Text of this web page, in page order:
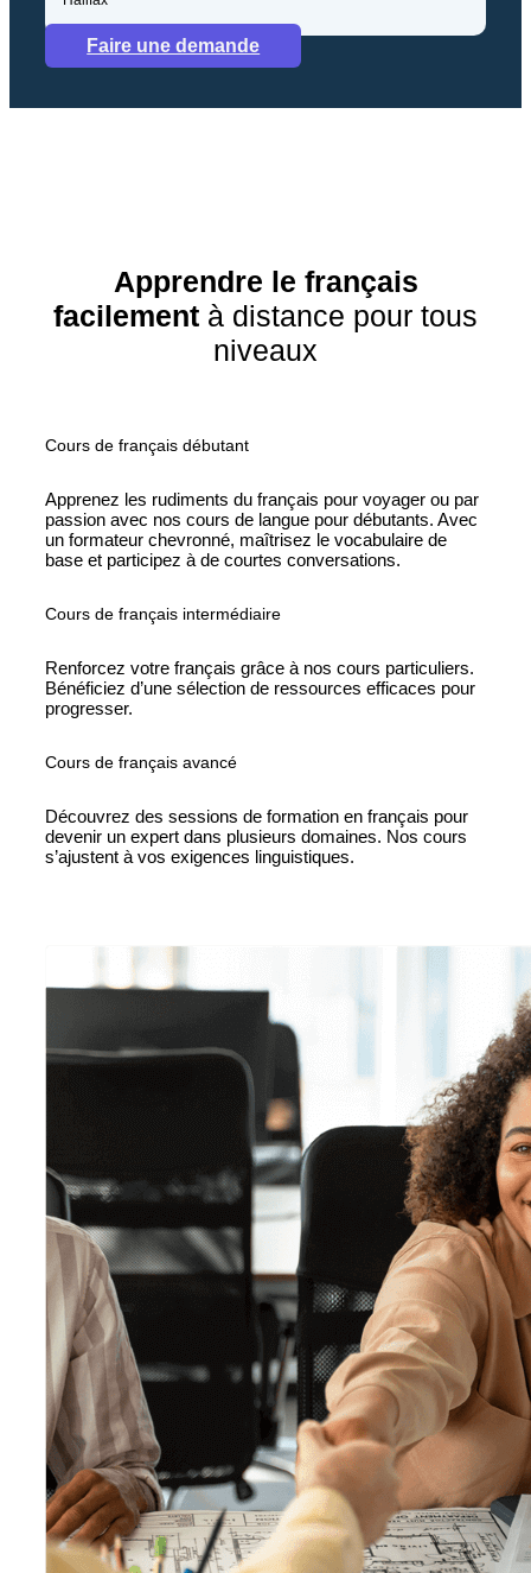
Faire une demande
Apprendre le français
facilement à distance pour tous
niveaux
Cours de français débutant
Apprenez les rudiments du français pour voyager ou par
passion avec nos cours de langue pour débutants. Avec
un formateur chevronné, maîtrisez le vocabulaire de
base et participez à de courtes conversations.
Cours de français intermédiaire
Renforcez votre français grâce à nos cours particuliers.
Bénéficiez d’une sélection de ressources efficaces pour
progresser.
Cours de français avancé
Découvrez des sessions de formation en français pour
devenir un expert dans plusieurs domaines. Nos cours
s’ajustent à vos exigences linguistiques.